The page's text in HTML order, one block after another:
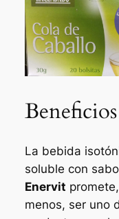
Beneficios
La bebida
soluble con
Enervit
menos, ser uno